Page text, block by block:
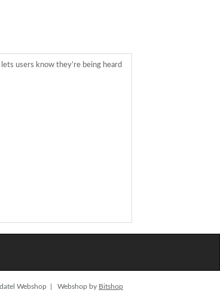
users know they’re being heard
Webshop | Webshop by Bitshop